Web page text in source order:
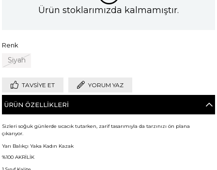
Ürün stoklarımızda kalmamıştır.
Renk
Siyah
TAVSIYE ET YORUM YAZ
ÜRÜN ÖZELLIKLERI
Sizleri soğuk günlerde sıcacık tutarken, zarif tasarımıyla da tarzınızı ön plana
çıkarıyor.
Yarı Balıkçı Yaka Kadın Kazak
%100 AKRİLİK